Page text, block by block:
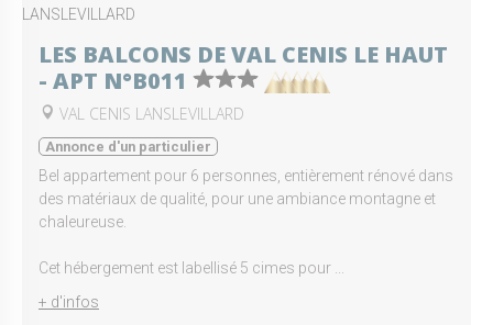
LES BALCONS DE VAL CENIS LE HAUT
- APT N°B011
VAL CENIS LANSLEVILLARD
Annonce d'un particulier
Bel appartement pour 6 personnes, entièrement rénové dans
des matériaux de qualité, pour une ambiance montagne et
chaleureuse.
Cet hébergement est labellisé 5 cimes pour ...
+ d'infos